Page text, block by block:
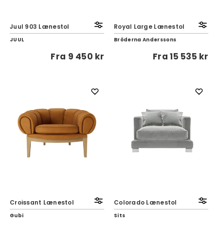
Juul 903 Lænestol
JUUL
Fra 9 450 kr
Royal Large Lænestol
Bröderna Anderssons
Fra15 535 kr
Croissant Lænestol
Gubi
Colorado Lænestol
Sits